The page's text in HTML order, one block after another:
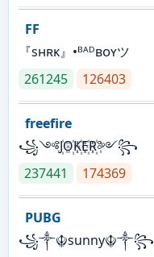
FF
『sʜʀᴋ』•ᴮᴬᴰʙᴏʏツ
261245
126403
freefire
꧁༺J꙰O꙰K꙰E꙰R꙰༻꧂
237441
174369
PUBG
꧁༒☬sunny☬༒꧂